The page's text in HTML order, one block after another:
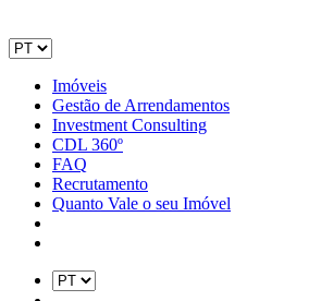
Imóveis
Gestão de Arrendamentos
Investment Consulting
CDL 360º
FAQ
Recrutamento
Quanto Vale o seu Imóvel